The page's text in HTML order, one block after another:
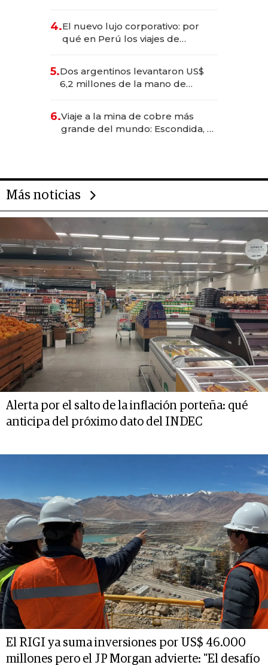
4.El nuevo lujo corporativo: por
qué en Perú los viajes de
transformadoras
5.Dos argentinos levantaron US$
6,2 millones de la mano de
6.Viaje a la mina de cobre más
grande del mundo: Escondida, el
Más noticias
Alerta por el salto de la inflación porteña: qué
anticipa del próximo dato del INDEC
El RIGI ya suma inversiones por US$ 46.000
millones pero el JP Morgan advierte: "El desafío